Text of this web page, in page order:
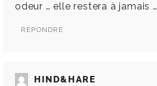
odeur … elle restera à jamais …
RÉPONDRE
HIND&HARE